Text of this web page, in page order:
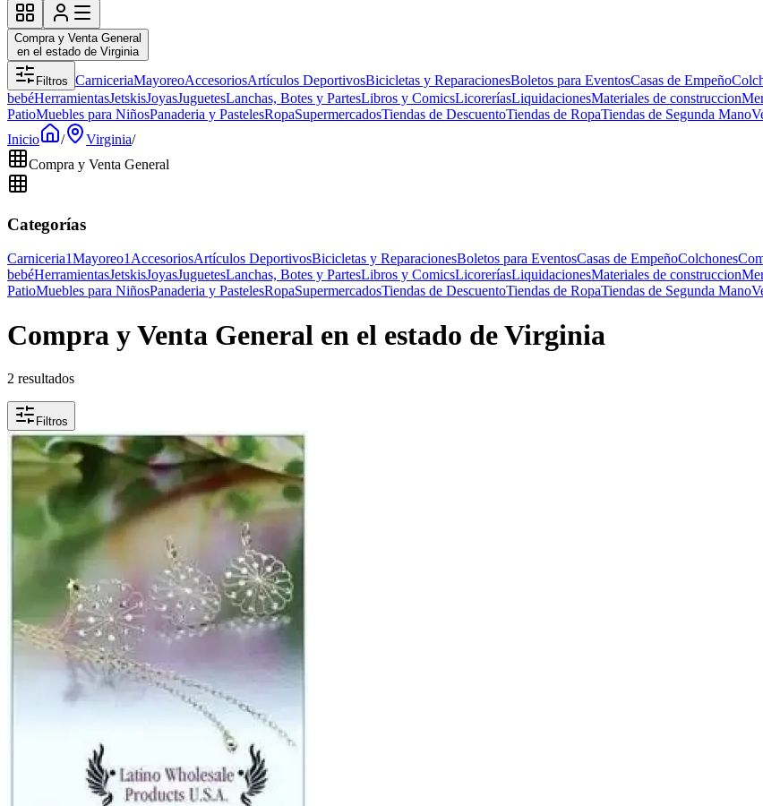
Compra y Venta General
en el estado de Virginia
Filtros CarniceriaMayoreoAccesoriosArtículos DeportivosBicicletas y ReparacionesBoletos para EventosCasas de Empeño
bebéHerramientasJetskisJoyasJuguetesLanchas, Botes y PartesLibros y ComicsLicoreríasLiquidacionesMateriales de construccion
PatioMuebles para NiñosPanaderia y PastelesRopaSupermercadosTiendas de DescuentoTiendas de RopaTiendas de Segunda Mano
Inicio
/ Virginia/
Compra y Venta General
Categorías
Carniceria1Mayoreo1AccesoriosArtículos DeportivosBicicletas y ReparacionesBoletos para EventosCasas de EmpeñoColchones
bebéHerramientasJetskisJoyasJuguetesLanchas, Botes y PartesLibros y ComicsLicoreríasLiquidacionesMateriales de construccion
PatioMuebles para NiñosPanaderia y PastelesRopaSupermercadosTiendas de DescuentoTiendas de RopaTiendas de Segunda Mano
Compra y Venta General en el estado de Virginia
2 resultados
Filtros